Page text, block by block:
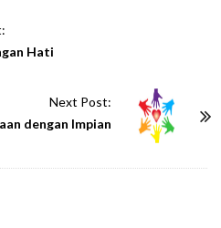
Hati
Next Post:
dengan Impian